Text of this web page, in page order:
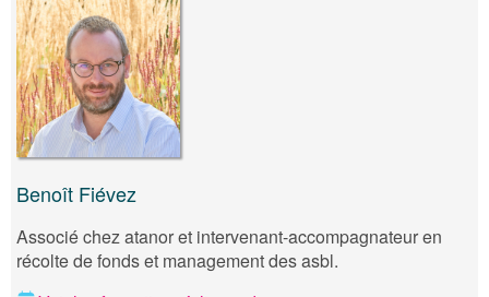
Benoît Fiévez
Associé chez atanor et intervenant-accompagnateur en
récolte de fonds et management des asbl.